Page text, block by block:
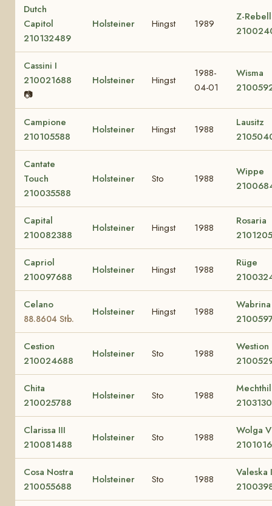
Dutch
Capitol
210132489
Holsteiner Hingst 1989
Z-
Cassini I
210021688
📷
Holsteiner Hingst
1988-
04-01
Wisma
Campione
210105588
Holsteiner Hingst 1988
Lausitz
Cantate
Touch
210035588
Holsteiner Sto 1988
Wippe
Capital
210082388
Holsteiner Hingst 1988
Rosaria
Capriol
210097688
Holsteiner Hingst 1988
Rüge
Celano
88.8604 Stb.
Holsteiner Hingst 1988
Wabrina
Cestion
210024688
Holsteiner Sto 1988
Westion
Chita
210025788
Holsteiner Sto 1988
Clarissa III
210081488
Holsteiner Sto 1988
Wolga
Cosa Nostra
210055688
Holsteiner Sto 1988
Valeska